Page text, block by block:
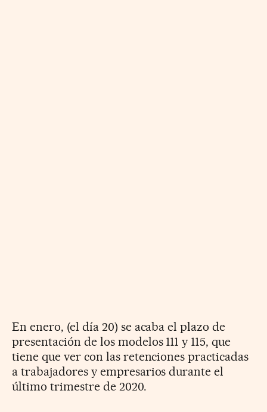
En enero, (el día 20) se acaba el plazo de
presentación de los modelos 111 y 115, que
tiene que ver con las retenciones practicadas
a trabajadores y empresarios durante el
último trimestre de 2020.